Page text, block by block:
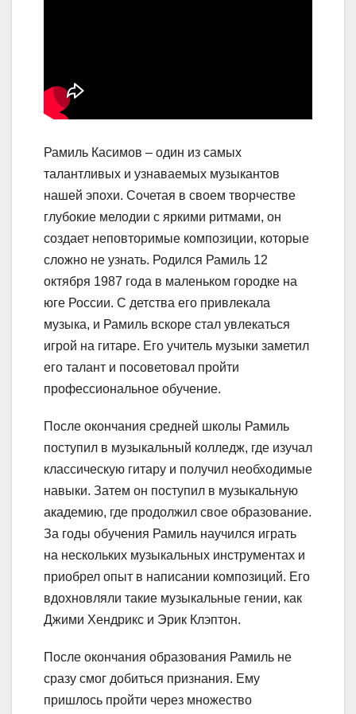
Рамиль Касимов – один из самых
талантливых и узнаваемых музыкантов
нашей эпохи. Сочетая в своем творчестве
глубокие мелодии с яркими ритмами, он
создает неповторимые композиции, которые
сложно не узнать. Родился Рамиль 12
октября 1987 года в маленьком городке на
юге России. С детства его привлекала
музыка, и Рамиль вскоре стал увлекаться
игрой на гитаре. Его учитель музыки заметил
его талант и посоветовал пройти
профессиональное обучение.
После окончания средней школы Рамиль
поступил в музыкальный колледж, где изучал
классическую гитару и получил необходимые
навыки. Затем он поступил в музыкальную
академию, где продолжил свое образование.
За годы обучения Рамиль научился играть
на нескольких музыкальных инструментах и
приобрел опыт в написании композиций. Его
вдохновляли такие музыкальные гении, как
Джими Хендрикс и Эрик Клэптон.
После окончания образования Рамиль не
сразу смог добиться признания. Ему
пришлось пройти через множество